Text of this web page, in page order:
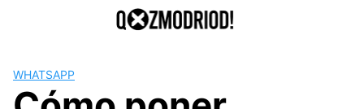
WHATSAPP